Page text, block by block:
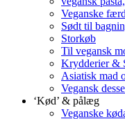
Veganske
Sødt til
Storkøb
Til vegansk
Krydderier &
Asiatisk mad
Vegansk
‘Kød’ & pålæg
Veganske